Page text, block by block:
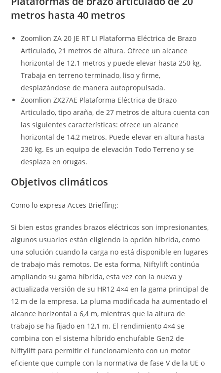
metros hasta 40 metros
Zoomlion ZA 20 JE RT LI Plataforma Eléctrica de Brazo
Articulado, 21 metros de altura. Ofrece un alcance
horizontal de 12.1 metros y puede elevar hasta 250 kg.
Trabaja en terreno terminado, liso y firme,
desplazándose de manera autopropulsada.
Zoomlion ZX27AE Plataforma Eléctrica de Brazo
Articulado, tipo araña, de 27 metros de altura cuenta con
las siguientes características: ofrece un alcance
horizontal de 14,2 metros. Puede elevar en altura hasta
230 kg. Es un equipo de elevación Todo Terreno y se
desplaza en orugas.
Objetivos climáticos
Como lo expresa Acces Brieffing:
Si bien estos grandes brazos eléctricos son impresionantes,
algunos usuarios están eligiendo la opción híbrida, como
una solución cuando la carga no está disponible en lugares
de trabajo más remotos. De esta forma, Niftylift continúa
ampliando su gama híbrida, esta vez con la nueva y
actualizada versión de su HR12 4×4 en la gama principal de
12 m de la empresa. La pluma modificada ha aumentado el
alcance horizontal a 6,4 m, mientras que la altura de
trabajo se ha fijado en 12,1 m. El rendimiento 4×4 se
combina con el sistema híbrido enchufable Gen2 de
Niftylift para permitir el funcionamiento con un motor
eficiente que cumple con la normativa de fase V de la UE o